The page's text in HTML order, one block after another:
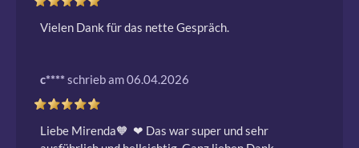
Vielen Dank für das nette Gespräch.
c****schrieb am 06.04.2026
Liebe Mirenda🧡  ❤ ️Das war super und sehr